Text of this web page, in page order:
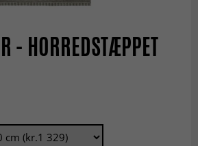
- HORREDSTÆPPET